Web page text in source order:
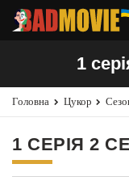
1
Головна Цукор
1 СЕРІЯ 2